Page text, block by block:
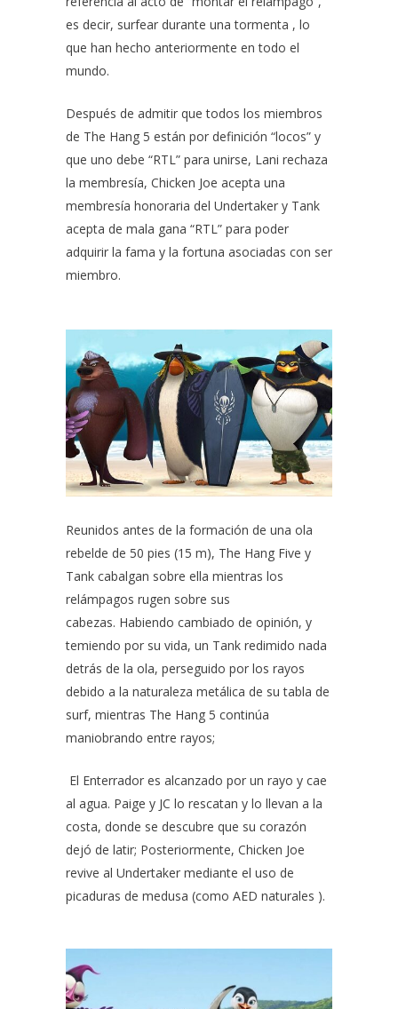
es decir, surfear durante una tormenta , lo
que han hecho anteriormente en todo el
mundo.
Después de admitir que todos los miembros
de The Hang 5 están por definición “locos” y
que uno debe “RTL” para unirse, Lani rechaza
la membresía, Chicken Joe acepta una
membresía honoraria del Undertaker y Tank
acepta de mala gana “RTL” para poder
adquirir la fama y la fortuna asociadas con ser
miembro.
Reunidos antes de la formación de una ola
rebelde de 50 pies (15 m), The Hang Five y
Tank cabalgan sobre ella mientras los
relámpagos rugen sobre sus
cabezas. Habiendo cambiado de opinión, y
temiendo por su vida, un Tank redimido nada
detrás de la ola, perseguido por los rayos
debido a la naturaleza metálica de su tabla de
surf, mientras The Hang 5 continúa
maniobrando entre rayos;
El Enterrador es alcanzado por un rayo y cae
al agua. Paige y JC lo rescatan y lo llevan a la
costa, donde se descubre que su corazón
dejó de latir; Posteriormente, Chicken Joe
revive al Undertaker mediante el uso de
picaduras de medusa (como AED naturales ).